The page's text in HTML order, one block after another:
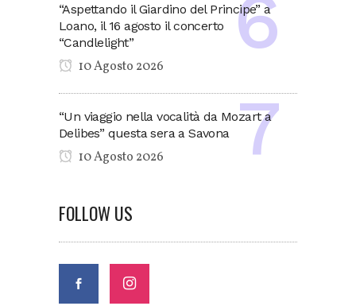
“Aspettando il Giardino del Principe” a
Loano, il 16 agosto il concerto
“Candlelight”
10 Agosto 2026
“Un viaggio nella vocalità da Mozart a
Delibes” questa sera a Savona
10 Agosto 2026
FOLLOW US